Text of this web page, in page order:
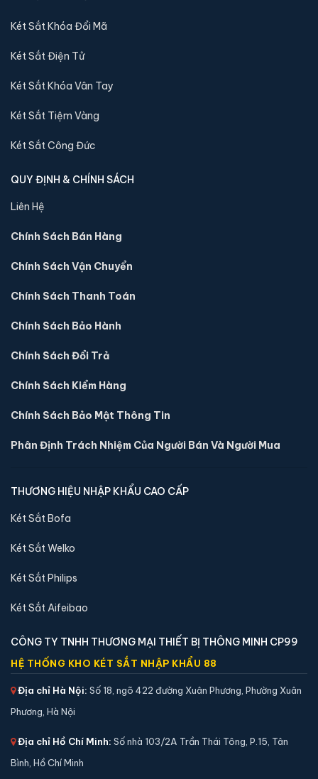
Két Sắt Khóa Đổi Mã
Két Sắt Điện Tử
Két Sắt Khóa Vân Tay
Két Sắt Tiệm Vàng
Két Sắt Công Đức
QUY ĐỊNH & CHÍNH SÁCH
Liên Hệ
Chính Sách Bán Hàng
Chính Sách Vận Chuyển
Chính Sách Thanh Toán
Chính Sách Bảo Hành
Chính Sách Đổi Trả
Chính Sách Kiểm Hàng
Chính Sách Bảo Mật Thông Tin
Phân Định Trách Nhiệm Của Người Bán Và Người Mua
THƯƠNG HIỆU NHẬP KHẨU CAO CẤP
Két Sắt Bofa
Két Sắt Welko
Két Sắt Philips
Két Sắt Aifeibao
CÔNG TY TNHH THƯƠNG MẠI THIẾT BỊ THÔNG MINH CP99
HỆ THỐNG KHO KÉT SẮT NHẬP KHẨU 88
Địa chỉ Hà Nội: Số 18, ngõ 422 đường Xuân Phương, Phường Xuân
Phương, Hà Nội
Địa chỉ Hồ Chí Minh: Số nhà 103/2A Trần Thái Tông, P.15, Tân
Bình, Hồ Chí Minh